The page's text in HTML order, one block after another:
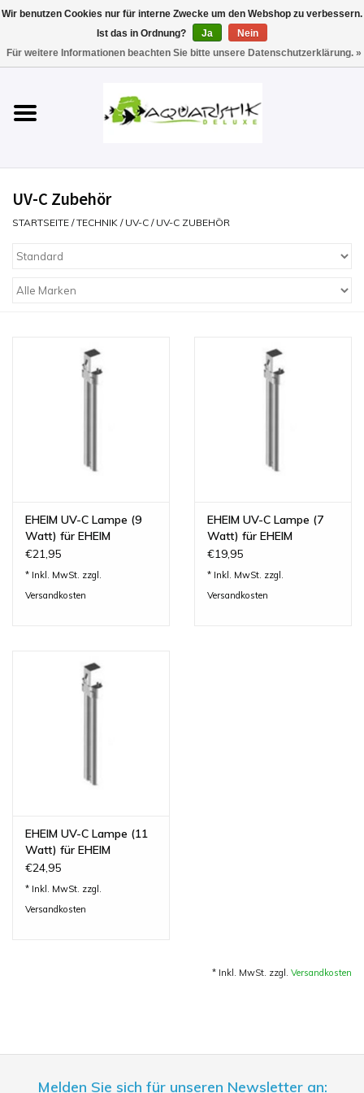
Aquarien
Technik
Einrichten & Gestalten
ADA Amano
Produktvideos
Geschenkideen
UV-C Zubehör
STARTSEITE /TECHNIK / UV-C / UV-C ZUBEHÖR
EHEIM UV-C Lampe (9
Watt) für EHEIM
reeflexUV 500
€21,95
* Inkl. MwSt. zzgl.
Versandkosten
EHEIM UV-C Lampe (7
Watt) für EHEIM
reeflexUV 350
€19,95
* Inkl. MwSt. zzgl.
Versandkosten
EHEIM UV-C Lampe (11
Watt) für EHEIM
reeflexUV 800
€24,95
* Inkl. MwSt. zzgl.
Versandkosten
* Inkl. MwSt. zzgl. Versandkosten
Melden Sie sich für unseren Newsletter an:
Wir benutzen Cookies nur für interne Zwecke um den Webshop zu verbessern.
Ist das in Ordnung?
Ja
Nein
Für weitere Informationen beachten Sie bitte unsere Datenschutzerklärung. »